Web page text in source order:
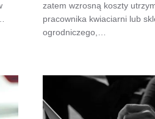
zatem wzrosną koszty
pracownika kwiaciarni lub
ogrodniczego,…